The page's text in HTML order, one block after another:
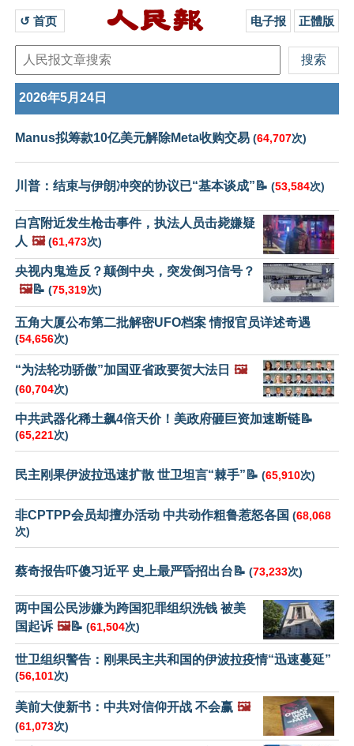
↺ 首页 电子报 正體版
2026年5月24日
Manus拟筹款10亿美元解除Meta收购交易 (64,707次)
川普：结束与伊朗冲突的协议已“基本谈成”📝 (53,584次)
白宫附近发生枪击事件，执法人员击毙嫌疑
人 🖼️ (61,473次)
央视内鬼造反？颠倒中央，突发倒习信号？
🖼️📝 (75,319次)
五角大厦公布第二批解密UFO档案 情报官员详述奇遇
(54,656次)
“为法轮功骄傲”加国亚省政要贺大法日 🖼️
(60,704次)
中共武器化稀土飙4倍天价！美政府砸巨资加速断链📝
(65,221次)
民主刚果伊波拉迅速扩散 世卫坦言“棘手”📝 (65,910次)
非CPTPP会员却擅办活动 中共动作粗鲁惹怒各国 (68,068
次)
蔡奇报告吓傻习近平 史上最严昏招出台📝 (73,233次)
两中国公民涉嫌为跨国犯罪组织洗钱 被美
国起诉 🖼️📝 (61,504次)
世卫组织警告：刚果民主共和国的伊波拉疫情“迅速蔓延”
(56,101次)
美前大使新书：中共对信仰开战 不会赢 🖼️
(61,073次)